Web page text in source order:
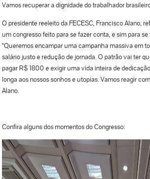
Vamos recuperar a dignidade do trabalhador
O presidente reeleito da FECESC, Francisco Alano,
um congresso feito para se fazer conta, e sim para
“Queremos encampar uma campanha massiva em
salário justo e redução de jornada. O patrão vai ter
pagar R$ 1800 e exigir uma vida inteira de
longa aos nossos sonhos e utopias. Vamos reagir
Alano.
Confira alguns dos momentos do Congresso: